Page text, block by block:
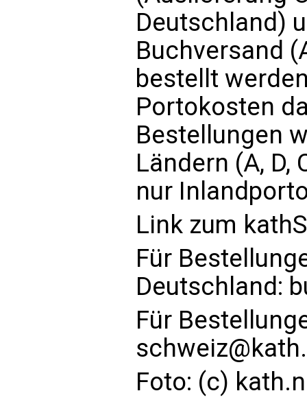
Deutschland)
Buchversand
bestellt
Portokosten
Bestellungen
Ländern (A, D,
nur
Link zum
Für
Deutschland:
Für
Foto: (c)